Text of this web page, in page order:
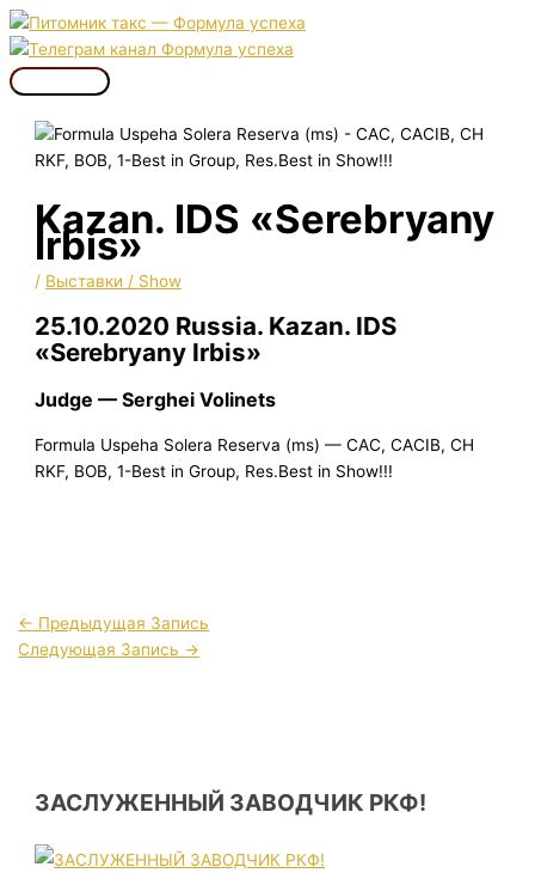
Перейти
к
содержимому
Главное
Kazan. IDS «Serebryany
Irbis»
/ Выставки / Show
25.10.2020 Russia. Kazan. IDS
«Serebryany Irbis»
Judge — Serghei Volinets
Formula Uspeha Solera Reserva (ms) — CAC, CACIB, CH
RKF, BOB, 1-Best in Group, Res.Best in Show!!!
← Предыдущая Запись
Следующая Запись →
ЗАСЛУЖЕННЫЙ ЗАВОДЧИК РКФ!